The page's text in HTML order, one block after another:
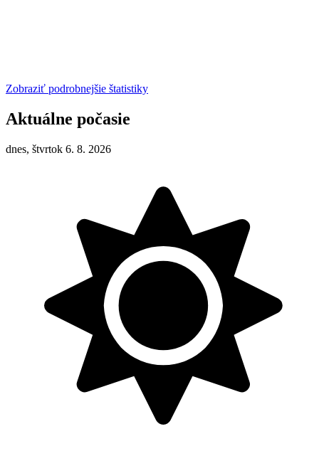
Zobraziť podrobnejšie štatistiky
Aktuálne počasie
dnes, štvrtok 6. 8. 2026